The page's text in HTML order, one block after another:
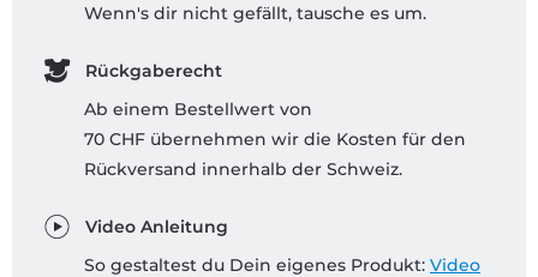
Wenn's dir nicht gefällt, tausche es um.
Rückgaberecht
Ab einem Bestellwert von
70 CHF übernehmen wir die Kosten für den
Rückversand innerhalb der Schweiz.
Video Anleitung
So gestaltest du Dein eigenes Produkt: Video